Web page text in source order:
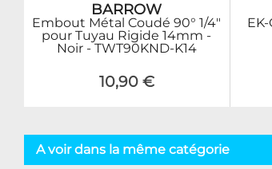
BARROW
Embout Métal Coudé 90° 1/4"
pour Tuyau Rigide 14mm -
Noir - TWT90KND-K14
10,90 €
A voir dans la même catégorie